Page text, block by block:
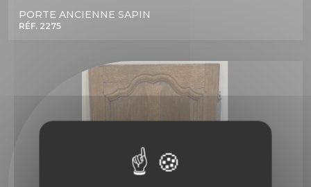
PORTE ANCIENNE SAPIN
RÉF. 2275